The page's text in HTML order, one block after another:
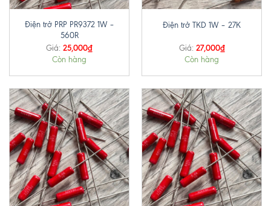
Điện trở PRP PR9372 1W –
560R
Giá: 25,000₫
Còn hàng
Điện trở TKD 1W – 27K
Giá: 27,000₫
Còn hàng